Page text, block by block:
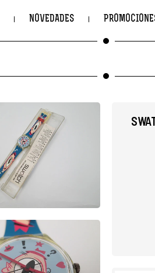
NOVEDADES